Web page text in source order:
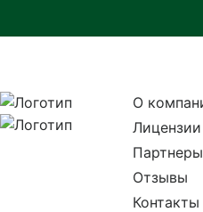
О
Партнеры
Отзывы
Контакты